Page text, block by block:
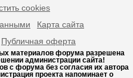
cookies
Карта сайта
Публичная оферта